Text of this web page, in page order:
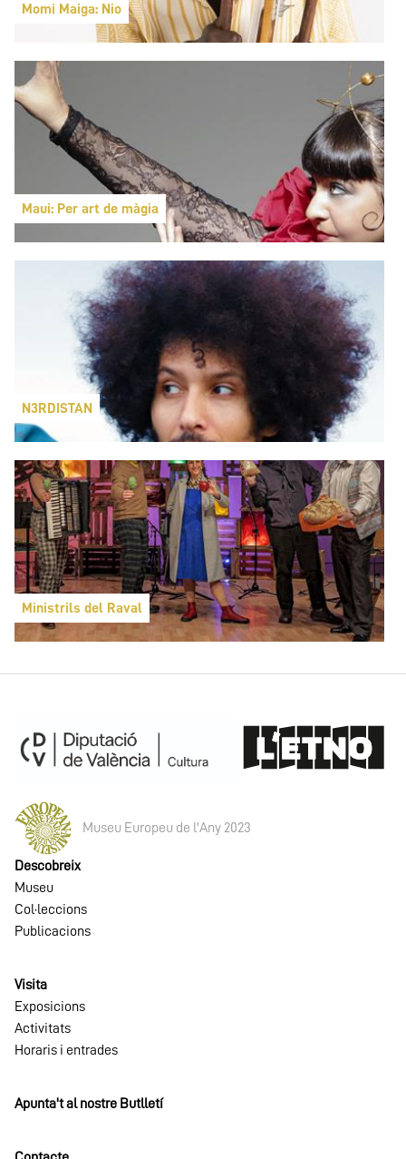
Momi Maiga: Nio
Maui: Per art de màgia
N3RDISTAN
Ministrils del Raval
Museu Europeu de l'Any 2023
Descobreix
Museu
Col·leccions
Publicacions
Visita
Exposicions
Activitats
Horaris i entrades
Apunta't al nostre Butlletí